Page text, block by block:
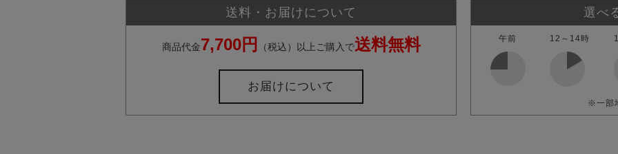
送料・お届けについて
商品代金7,700円 （税込）以上ご購入で送料無料
お届けについて
選べ
午前 12～14時
※一部